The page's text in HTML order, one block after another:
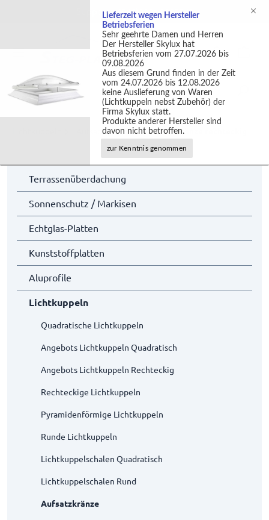
Support +49 (0)2301 9889540
Aufsatzkränze Aufsatzkränze rechteckig
Terrassenüberdachung
Sonnenschutz / Markisen
Echtglas-Platten
Kunststoffplatten
Aluprofile
Lichtkuppeln
Quadratische Lichtkuppeln
Angebots Lichtkuppeln Quadratisch
Angebots Lichtkuppeln Rechteckig
Rechteckige Lichtkuppeln
Pyramidenförmige Lichtkuppeln
Runde Lichtkuppeln
Lichtkuppelschalen Quadratisch
Lichtkuppelschalen Rund
Aufsatzkränze
Lieferzeit wegen Hersteller
Betriebsferien
Sehr geehrte Damen und Herren
Der Hersteller Skylux hat
Betriebsferien vom 27.07.2026 bis
09.08.2026
Aus diesem Grund finden in der Zeit
vom 24.07.2026 bis 12.08.2026
keine Auslieferung von Waren
(Lichtkuppeln nebst Zubehör) der
Firma Skylux statt.
Produkte anderer Hersteller sind
davon nicht betroffen.
zur Kenntnis genommen